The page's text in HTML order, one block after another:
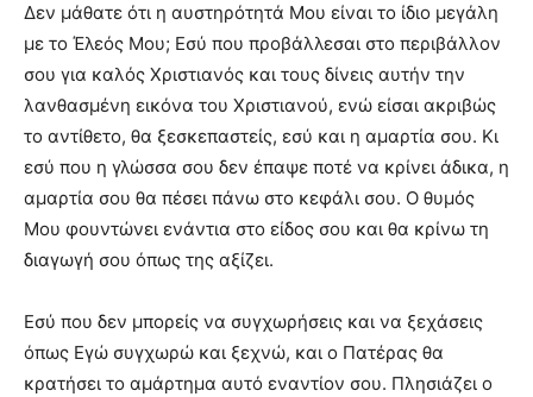
Δεν μάθατε ότι η αυστηρότητά Μου είναι το ίδιο μεγάλη
µε το Έλεός Μου; Εσύ που προβάλλεσαι στο περιβάλλον
σου για καλός Χριστιανός και τους δίνεις αυτήν την
λανθασμένη εικόνα του Χριστιανού, ενώ είσαι ακριβώς
το αντίθετο, θα ξεσκεπαστείς, εσύ και η αμαρτία σου. Κι
εσύ που η γλώσσα σου δεν έπαψε ποτέ να κρίνει άδικα, η
αμαρτία σου θα πέσει πάνω στο κεφάλι σου. Ο θυμός
Μου φουντώνει ενάντια στο είδος σου και θα κρίνω τη
διαγωγή σου όπως της αξίζει.
Εσύ που δεν μπορείς να συγχωρήσεις και να ξεχάσεις
όπως Εγώ συγχωρώ και ξεχνώ, και ο Πατέρας θα
κρατήσει το αμάρτημα αυτό εναντίον σου. Πλησιάζει ο